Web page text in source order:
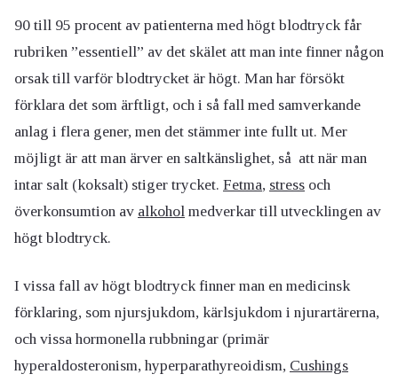
90 till 95 procent av patienterna med högt blodtryck får
rubriken ”essentiell” av det skälet att man inte finner någon
orsak till varför blodtrycket är högt. Man har försökt
förklara det som ärftligt, och i så fall med samverkande
anlag i flera gener, men det stämmer inte fullt ut. Mer
möjligt är att man ärver en saltkänslighet, så att när man
intar salt (koksalt) stiger trycket. Fetma, stress och
överkonsumtion av alkohol medverkar till utvecklingen av
högt blodtryck.
I vissa fall av högt blodtryck finner man en medicinsk
förklaring, som njursjukdom, kärlsjukdom i njurartärerna,
och vissa hormonella rubbningar (primär
hyperaldosteronism, hyperparathyreoidism, Cushings